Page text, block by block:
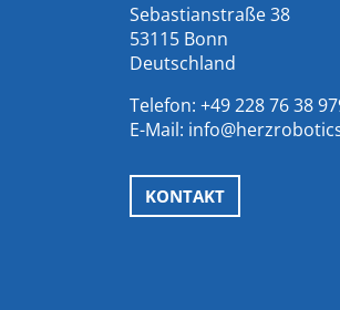
Sebastianstraße 38
53115 Bonn
Deutschland
Telefon: +49 228 76 38
E-Mail:
KONTAKT